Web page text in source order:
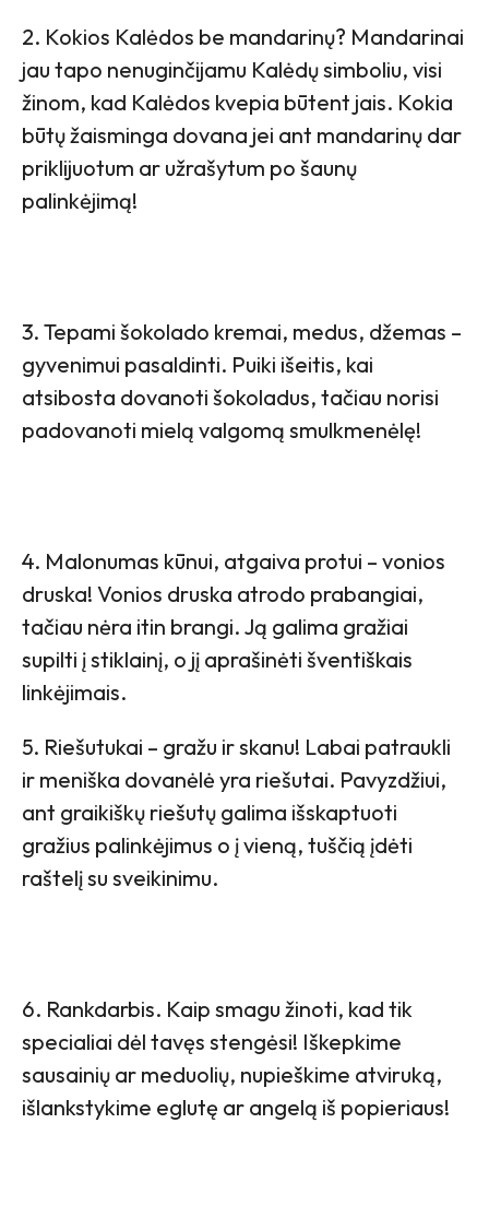
2. Kokios Kalėdos be mandarinų? Mandarinai
jau tapo nenuginčijamu Kalėdų simboliu, visi
žinom, kad Kalėdos kvepia būtent jais. Kokia
būtų žaisminga dovana jei ant mandarinų dar
priklijuotum ar užrašytum po šaunų
palinkėjimą!
3. Tepami šokolado kremai, medus, džemas –
gyvenimui pasaldinti. Puiki išeitis, kai
atsibosta dovanoti šokoladus, tačiau norisi
padovanoti mielą valgomą smulkmenėlę!
4. Malonumas kūnui, atgaiva protui – vonios
druska! Vonios druska atrodo prabangiai,
tačiau nėra itin brangi. Ją galima gražiai
supilti į stiklainį, o jį aprašinėti šventiškais
linkėjimais.
5. Riešutukai – gražu ir skanu! Labai patraukli
ir meniška dovanėlė yra riešutai. Pavyzdžiui,
ant graikiškų riešutų galima išskaptuoti
gražius palinkėjimus o į vieną, tuščią įdėti
raštelį su sveikinimu.
6. Rankdarbis. Kaip smagu žinoti, kad tik
specialiai dėl tavęs stengėsi! Iškepkime
sausainių ar meduolių, nupieškime atviruką,
išlankstykime eglutę ar angelą iš popieriaus!